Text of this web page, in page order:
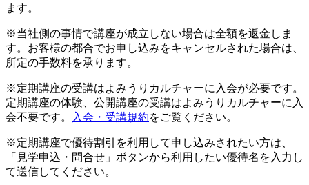
ます。
※当社側の事情で講座が成立しない場合は全額を返金しま
す。お客様の都合でお申し込みをキャンセルされた場合は、
所定の手数料を承ります。
※定期講座の受講はよみうりカルチャーに入会が必要です。
定期講座の体験、公開講座の受講はよみうりカルチャーに入
会不要です。
入会・受講規約をご覧ください。
※定期講座で優待割引を利用して申し込みされたい方は、
「見学申込・問合せ」ボタンから利用したい優待名を入力し
て送信してください。